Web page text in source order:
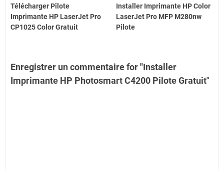
Télécharger Pilote
Imprimante HP LaserJet Pro
CP1025 Color Gratuit
Installer Imprimante HP Color
LaserJet Pro MFP M280nw
Pilote
Enregistrer un commentaire for "Installer
Imprimante HP Photosmart C4200 Pilote Gratuit"